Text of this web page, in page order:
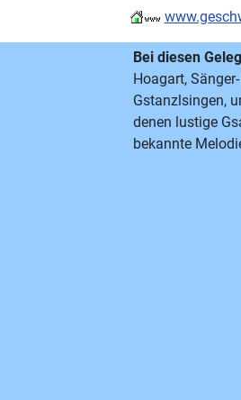
Bei diesen
Hoagart,
Gstanzlsingen,
denen lustige
bekannte